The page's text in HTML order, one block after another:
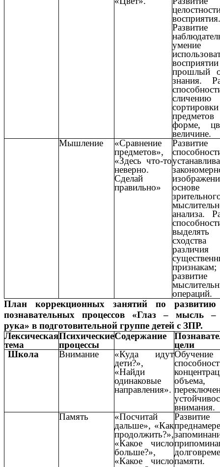
восприятия.
Развитие
умение
прошлый
знания.
сортировки
форме,
величине.
Мышление
«Сравнение
предметов»,
«Здесь что-то
неверно.
Сделай
правильно»
Развитие
основе
анализа.
выделять
признакам;
развитие
операций.
План коррекционных занятий по развитию
познавательных процессов «Глаз – мысль –
рука» в подготовительной группе детей с ЗПР.
Лексическая
тема
Психические
процессы
Содержание
цели
Школа
Внимание
«Куда идут
дети?»,
«Найди
одинаковые
направления».
Обучение
объема,
внимания.
Память
«Посчитай
дальше», «Как
продолжить?»,
«Какое число
больше?»,
«Какое число
Развитие
памяти.